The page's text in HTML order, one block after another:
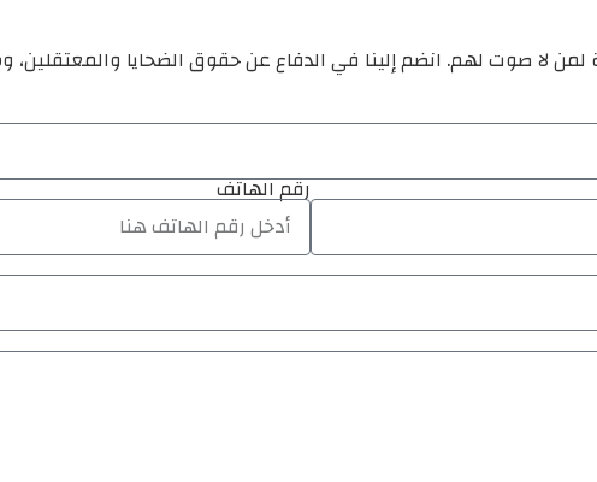
لا صوت لهم. انضم إلينا في الدفاع عن حقوق الضحايا
رقم الهاتف